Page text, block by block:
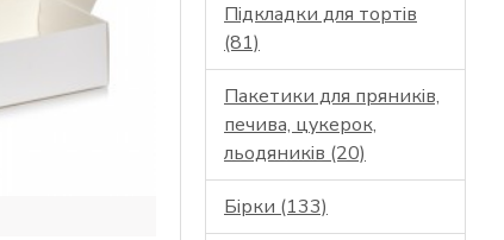
Підкладки для тортів
(81)
Пакетики для пряників,
печива, цукерок,
льодяників (20)
Бірки (133)